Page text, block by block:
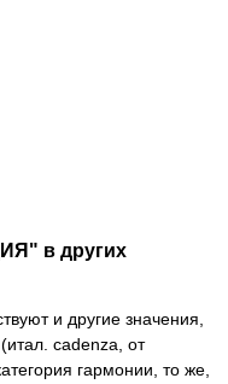
в других
и другие значения,
cadenza, от
гармонии, то же,